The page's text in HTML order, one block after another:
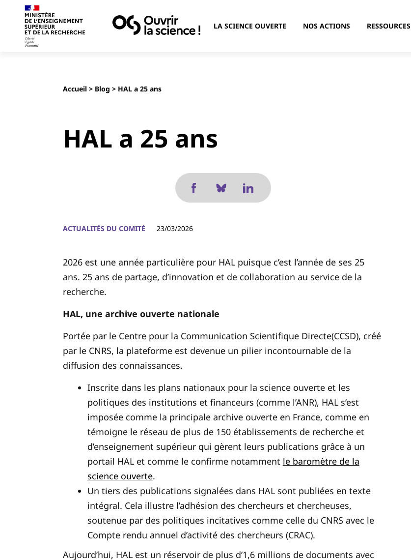
LA SCIENCE OUVERTE NOS ACTIONS RESSOURCES
Accueil> Blog > HAL a 25 ans
HAL a 25 ans
ACTUALITÉS DU COMITÉ 23/03/2026
2026 est une année particulière pour HAL puisque c’est l’année de ses 25
ans. 25 ans de partage, d’innovation et de collaboration au service de la
recherche.
HAL, une archive ouverte nationale
Portée par le Centre pour la Communication Scientifique Directe(CCSD), créé
par le CNRS, la plateforme est devenue un pilier incontournable de la
diffusion des connaissances.
Inscrite dans les plans nationaux pour la science ouverte et les
politiques des institutions et financeurs (comme l’ANR), HAL s’est
imposée comme la principale archive ouverte en France, comme en
témoigne le réseau de plus de 150 établissements de recherche et
d’enseignement supérieur qui gèrent leurs publications grâce à un
portail HAL et comme le confirme notamment le baromètre de la
science ouverte.
Un tiers des publications signalées dans HAL sont publiées en texte
intégral. Cela illustre l’adhésion des chercheurs et chercheuses,
soutenue par des politiques incitatives comme celle du CNRS avec le
Compte rendu annuel d’activité des chercheurs (CRAC).
Aujourd’hui, HAL est un réservoir de plus d’1,6 millions de documents avec